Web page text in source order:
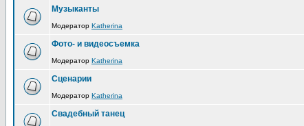
Музыканты
Модератор Katherina
Фото- и видеосъемка
Модератор Katherina
Сценарии
Модератор Katherina
Свадебный танец